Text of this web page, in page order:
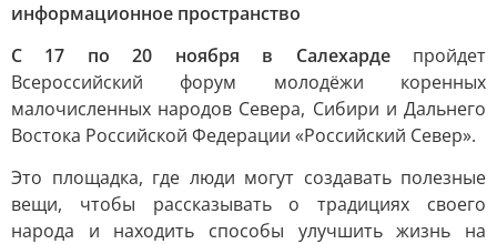
информационное пространство
С 17 по 20 ноября в Салехардепройдет
Всероссийский форум молодёжи коренных
малочисленных народов Севера, Сибири и Дальнего
Востока Российской Федерации «Российский Север».
Это площадка, где люди могут создавать полезные
вещи, чтобы рассказывать о традициях своего
народа и находить способы улучшить жизнь на